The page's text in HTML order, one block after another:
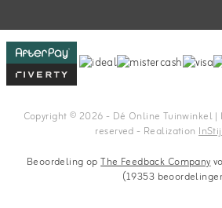
Copyright © 2026 - Dé Online Tuinwinkel
reserved - Realization
Beoordeling opThe Feedback Company
(19353